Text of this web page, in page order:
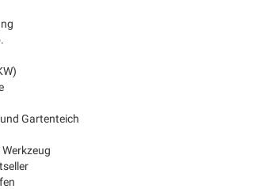
Gartenteich